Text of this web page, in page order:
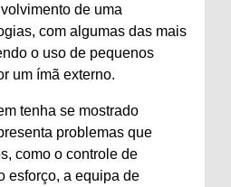
de uma
com algumas das mais
o uso de pequenos
um ímã externo.
tenha se mostrado
problemas que
como o controle de
esforço, a equipa de